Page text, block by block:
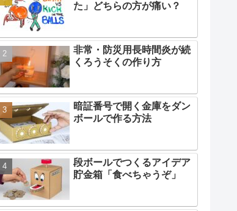
た」どちらの方が痛い？
非常・防災用長時間炎が続
くろうそくの作り方
暗証番号で開く金庫をダン
ボールで作る方法
段ボールでつくるアイデア
貯金箱「食べちゃうぞ」